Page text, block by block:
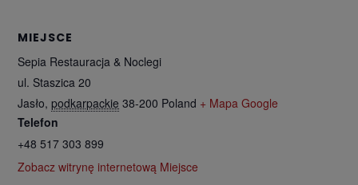
MIEJSCE
Sepia Restauracja & Noclegi
ul. Staszica 20
Jasło, podkarpackie 38-200 Poland + Mapa Google
Telefon
+48 517 303 899
Zobacz witrynę internetową Miejsce